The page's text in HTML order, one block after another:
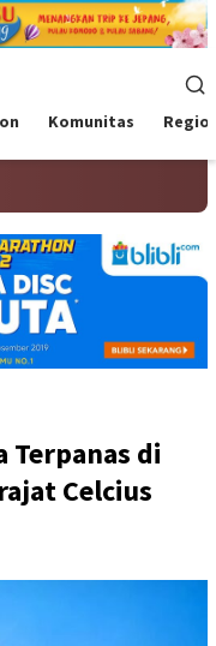
Komunitas
Terpanas di
Celcius